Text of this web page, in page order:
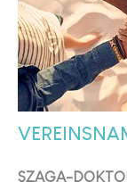
SZAGA-